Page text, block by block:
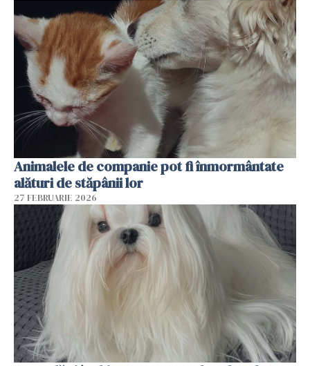
Animalele de companie pot fi înmormântate
alături de stăpânii lor
27 FEBRUARIE 2026